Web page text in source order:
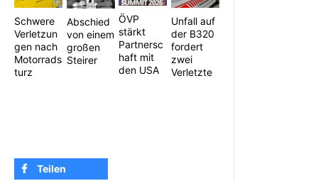
Schwere
Verletzun
gen nach
Motorrads
turz
Abschied
von einem
großen
Steirer
ÖVP
stärkt
Partnersc
haft mit
den USA
Unfall auf
der B320
fordert
zwei
Verletzte
Teilen